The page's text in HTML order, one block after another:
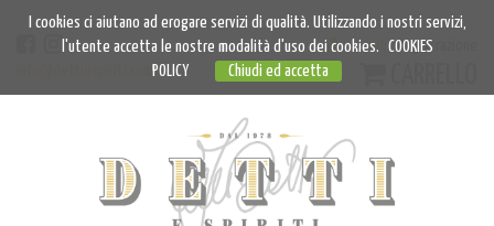
info@dettiespiriti.com
Accedi Registrazione
I cookies ci aiutano ad erogare servizi di qualità. Utilizzando i nostri servizi,
l'utente accetta le nostre modalità d'uso dei cookies. COOKIES
POLICY
Chiudi ed accetta